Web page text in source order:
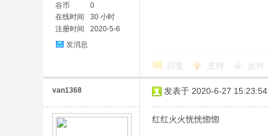
谷币
0
在线时间
30 小时
注册时间
2020-5-6
发消息
回复 支持 反对
van1368 发表于 2020-6-27 15:23:54
红红火火恍恍惚惚